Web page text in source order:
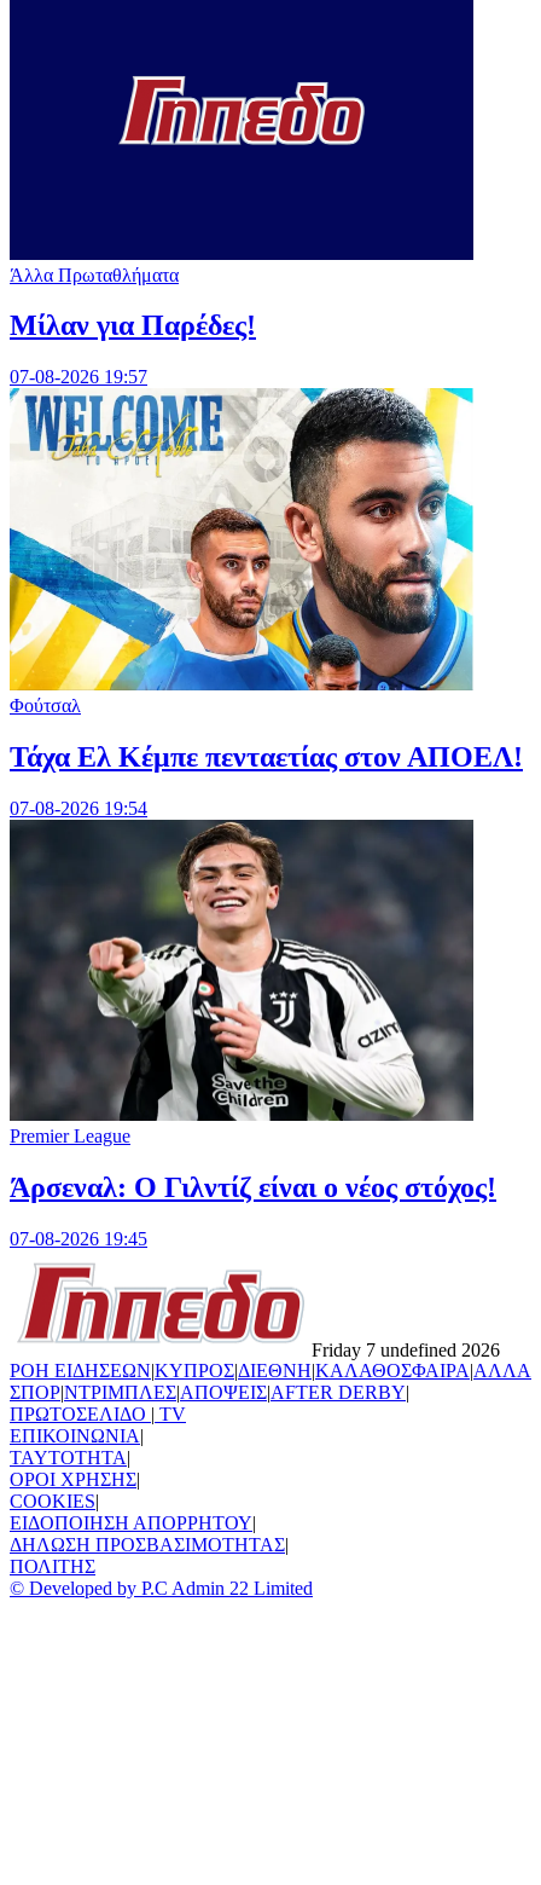
Άλλα Πρωταθλήματα
Μίλαν για Παρέδες!
07-08-2026 19:57
Φούτσαλ
Τάχα Ελ Κέμπε πενταετίας στον ΑΠΟΕΛ!
07-08-2026 19:54
Premier League
Άρσεναλ: Ο Γιλντίζ είναι ο νέος στόχος!
07-08-2026 19:45
Friday 7 undefined 2026
ΡΟΗ ΕΙΔΗΣΕΩΝ|ΚΥΠΡΟΣ|ΔΙΕΘΝΗ|ΚΑΛΑΘΟΣΦΑΙΡΑ|ΑΛΛΑ
ΣΠΟΡ|ΝΤΡΙΜΠΛΕΣ|ΑΠΟΨΕΙΣ|AFTER DERBY|
ΠΡΩΤΟΣΕΛΙΔΟ | TV
ΕΠΙΚΟΙΝΩΝΙΑ|
TAYTOTHTA|
ΟΡΟΙ ΧΡΗΣΗΣ|
COOKIES|
ΕΙΔΟΠΟΙΗΣΗ ΑΠΟΡΡΗΤΟΥ|
ΔΗΛΩΣΗ ΠΡΟΣΒΑΣΙΜΟΤΗΤΑΣ|
ΠΟΛΙΤΗΣ
© Developed by P.C Admin 22 Limited